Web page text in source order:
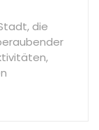
die